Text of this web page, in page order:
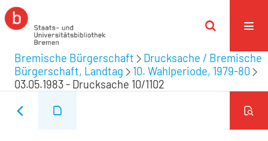
Bremische Bürgerschaft
Drucksache / Bremische
Bürgerschaft, Landtag
10. Wahlperiode, 1979-80
03.05.1983 - Drucksache 10/1102